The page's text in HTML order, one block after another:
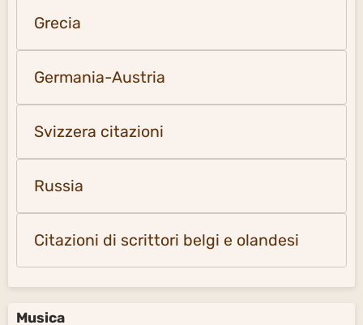
Grecia
Germania-Austria
Svizzera citazioni
Russia
Citazioni di scrittori belgi e olandesi
Musica